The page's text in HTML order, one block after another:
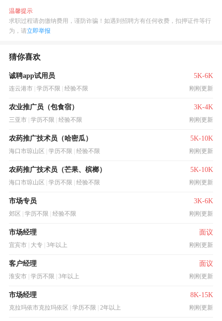
温馨提示
求职过程请勿缴纳费用，谨防诈骗！如遇到招聘方有任何收费，扣押证件等行
为，请立即举报
猜你喜欢
诚聘app试用员 5K-6K
连云港市 学历不限 经验不限 刚刚更新
农业推广员（包食宿） 3K-4K
三亚市 学历不限 经验不限 刚刚更新
农药推广技术员（哈密瓜） 5K-10K
海口市琼山区 学历不限 经验不限 刚刚更新
农药推广技术员（芒果、槟榔） 5K-10K
海口市琼山区 学历不限 经验不限 刚刚更新
市场专员 3K-6K
郊区 学历不限 经验不限 刚刚更新
市场经理 面议
宜宾市 大专 3年以上 刚刚更新
客户经理 面议
淮安市 学历不限 3年以上 刚刚更新
市场经理 8K-15K
克拉玛依市克拉玛依区 学历不限 2年以上 刚刚更新